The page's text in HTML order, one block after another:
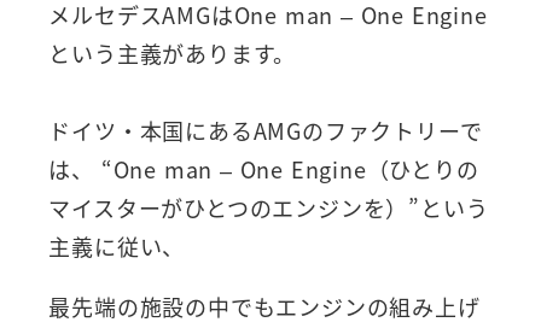
メルセデスAMGはOne man – One Engine
という主義があります。
ドイツ・本国にあるAMGのファクトリーで
は、 “One man – One Engine（ひとりの
マイスターがひとつのエンジンを）”という
主義に従い、
最先端の施設の中でもエンジンの組み上げ